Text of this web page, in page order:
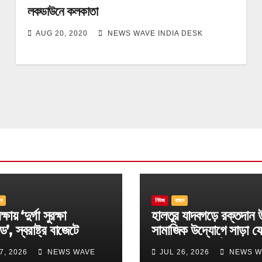
লকডাউনে কলকাতা
AUG 20, 2020 NEWS WAVE INDIA DESK
‘দুর্গা সুরক্ষা
স্বরাষ্ট্র বাজেটে
ঘোষণা
2026 NEWS WAVE
নিউজ রাজ্য
হালতুর যাদবগড়ে রক্তদান
সামাজিক উদ্যোগে সাড়া
বিবেকানন্দ স্পোর্টিং ক্লাব
JUL 26, 2026 NEWS